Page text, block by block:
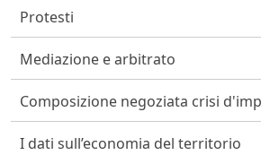
Protesti
Mediazione e arbitrato
Composizione negoziata crisi
I dati sull’economia del territorio